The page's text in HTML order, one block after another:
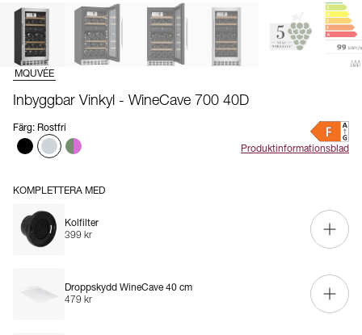
MQUVÉE
Inbyggbar Vinkyl - WineCave 700 40D
Färg: Rostfri
Produktinformationsblad
KOMPLETTERA MED
Kolfilter
399 kr
Droppskydd WineCave 40 cm
479 kr